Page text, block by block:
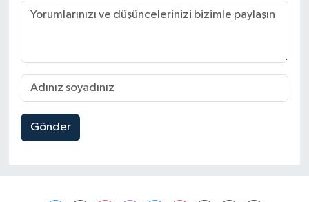
Gönder
KADIN-AİLE
MEDYA
SEÇİM 2011